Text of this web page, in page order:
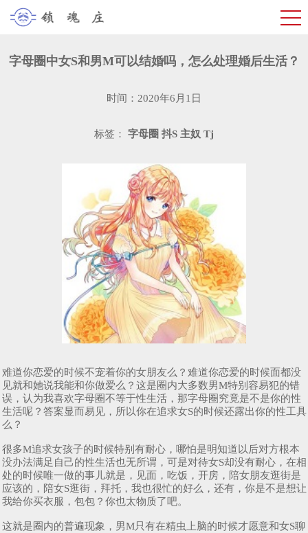
字母圈中女S和男M可以结婚吗，怎么处理婚后生活？
时间：2020年6月1日
标签： 字母圈 抖S 主奴 Tj
难道你恋爱的时候不宠着你的女朋友么？难道你恋爱的时候面都没
见就和她说我能和你做爱么？这是圈内大多数男M特别容易犯的错
误，认为我喜欢字母圈不等于性生活，那字母圈究竟是不是你的性
生活呢？答案显而易见，所以你在追求女S的时候还露出你的性工具
么？
很多M追求女孩子的时候特别有耐心，哪怕是明知道以后对方根本
没办法满足自己的性生活也无所谓，可是对待女S却没有耐心，在相
处的时候唯一做的事儿就是，见面，吃饭，开房，陪女朋友逛街是
应该的，陪女S逛街，拜托，我也很忙的好么，还有，你是不是想让
我给你买衣服，包包？你也太物质了吧。
这就是圈内的普遍现象，男M只有在精虫上脑的时候才愿意和女S聊